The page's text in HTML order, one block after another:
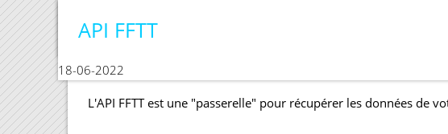
Sites internet avec IA Claude
API FFTT
18-06-2022
L'API FFTT est une "passerelle" pour récupérer les données de